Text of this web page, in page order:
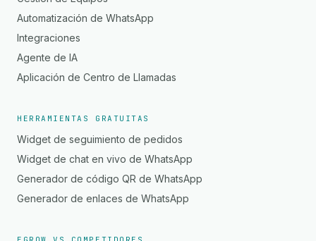
Automatización de WhatsApp
Integraciones
Agente de IA
Aplicación de Centro de Llamadas
HERRAMIENTAS GRATUITAS
Widget de seguimiento de pedidos
Widget de chat en vivo de WhatsApp
Generador de código QR de WhatsApp
Generador de enlaces de WhatsApp